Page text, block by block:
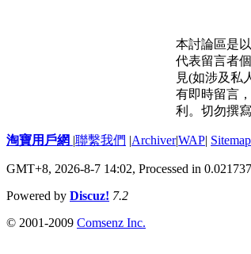
本討論區是
代表留言者
見(如涉及私
有即時留言
利。切勿撰
淘寶用戶網 |聯繫我們 |Archiver|WAP|
GMT+8, 2026-8-7 14:02, Processed in
Powered by Discuz! 7.2
© 2001-2009 Comsenz Inc.